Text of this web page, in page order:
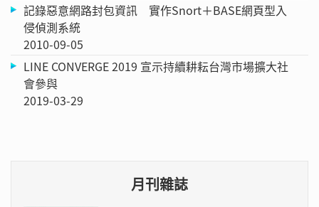
記錄惡意網路封包資訊 實作Snort＋BASE網頁型入
侵偵測系統
2010-09-05
LINE CONVERGE 2019 宣示持續耕耘台灣市場擴大社
會參與
2019-03-29
月刊雜誌